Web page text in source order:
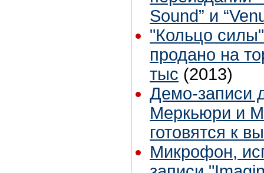
Sound” и
"Кольцо
продано на
тыс (2013)
Демо-записи
Меркьюри и
готовятся к
Микрофон,